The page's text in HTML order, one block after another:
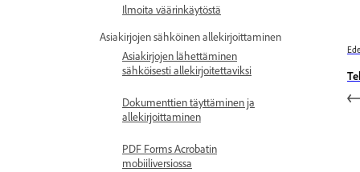
Ilmoita väärinkäytöstä
Asiakirjojen sähköinen allekirjoittaminen
Asiakirjojen lähettäminen
sähköisesti allekirjoitettaviksi
Dokumenttien täyttäminen ja
allekirjoittaminen
PDF Forms Acrobatin
mobiiliversiossa